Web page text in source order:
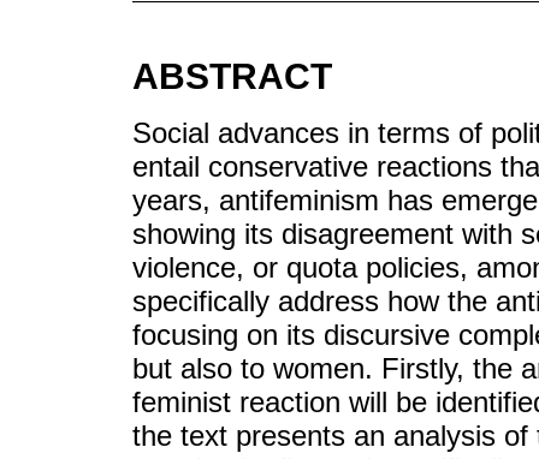
ABSTRACT
Social advances in terms of
entail conservative reactions
years, antifeminism has
showing its disagreement with
violence, or quota policies,
specifically address how the
focusing on its discursive
but also to women. Firstly, the
feminist reaction will be
the text presents an analysis